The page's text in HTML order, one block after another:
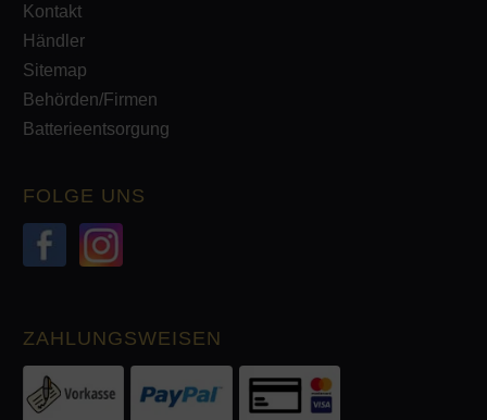
Kontakt
Händler
Sitemap
Behörden/Firmen
Batterieentsorgung
FOLGE UNS
ZAHLUNGSWEISEN